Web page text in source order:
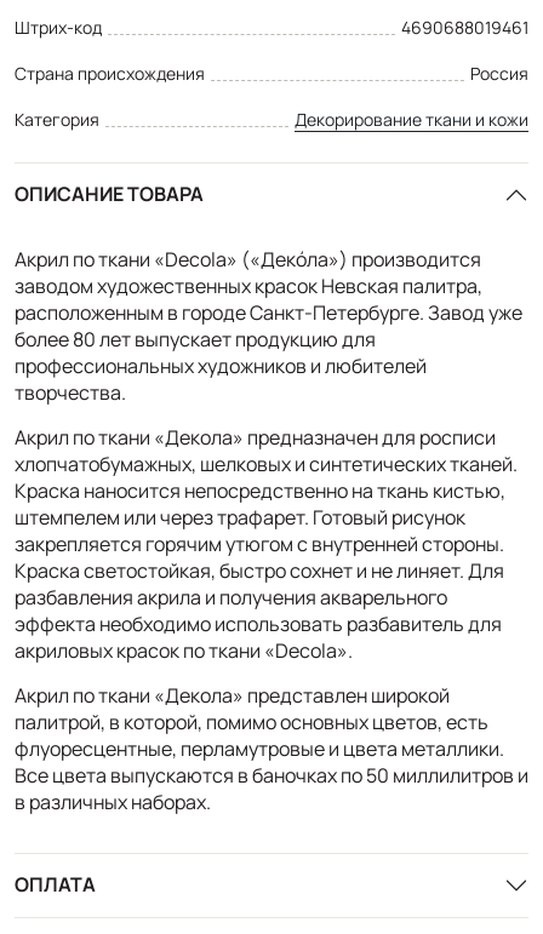
Штрих-код
4690688019461
Страна происхождения
Россия
Категория
Декорирование ткани и кожи
ОПИСАНИЕ ТОВАРА
Акрил по ткани «Decola» («Декóла») производится
заводом художественных красок Невская палитра,
расположенным в городе Санкт-Петербурге. Завод уже
более 80 лет выпускает продукцию для
профессиональных художников и любителей
творчества.
Акрил по ткани «Декола» предназначен для росписи
хлопчатобумажных, шелковых и синтетических тканей.
Краска наносится непосредственно на ткань кистью,
штемпелем или через трафарет. Готовый рисунок
закрепляется горячим утюгом с внутренней стороны.
Краска светостойкая, быстро сохнет и не линяет. Для
разбавления акрила и получения акварельного
эффекта необходимо использовать разбавитель для
акриловых красок по ткани «Decola».
Акрил по ткани «Декола» представлен широкой
палитрой, в которой, помимо основных цветов, есть
флуоресцентные, перламутровые и цвета металлики.
Все цвета выпускаются в баночках по 50 миллилитров и
в различных наборах.
ОПЛАТА